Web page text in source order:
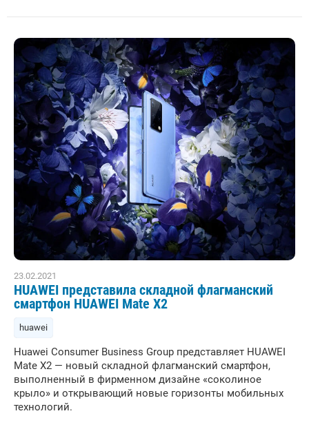
23.02.2021
HUAWEI представила складной флагманский
смартфон HUAWEI Mate X2
huawei
Huawei Consumer Business Group представляет HUAWEI
Mate X2 — новый складной флагманский смартфон,
выполненный в фирменном дизайне «соколиное
крыло» и открывающий новые горизонты мобильных
технологий.